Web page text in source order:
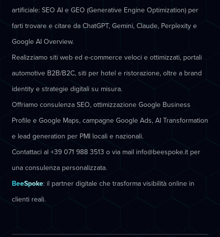
artificiale: SEO AI e GEO (Generative Engine Optimization) per
farti trovare e citare da ChatGPT, Gemini, Claude, Perplexity e
Google AI Overview.
Realizziamo siti web ed e-commerce veloci e ottimizzati, portali
automotive B2B/B2C, siti per hotel e ristorazione, oltre a brand
identity e strategie digitali su misura.
Offriamo consulenza SEO, ottimizzazione Google Business
Profile e Google Maps, campagne Google Ads, AI Transformation
e lead generation per PMI locali e nazionali.
Contattaci al +39 071 988 3513 o via mail info@beespoke.it per
una consulenza personalizzata.
BeeSpoke: il partner digitale che trasforma visibilità online in
clienti reali.